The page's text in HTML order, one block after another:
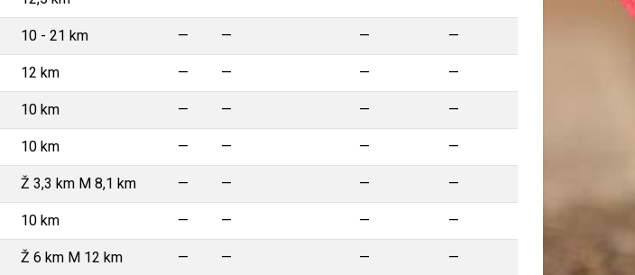
10 - 21 km — — — —
12 km — — — —
10 km — — — —
10 km — — — —
Ž 3,3 km M 8,1 km — — — —
10 km — — — —
Ž 6 km M 12 km — — — —